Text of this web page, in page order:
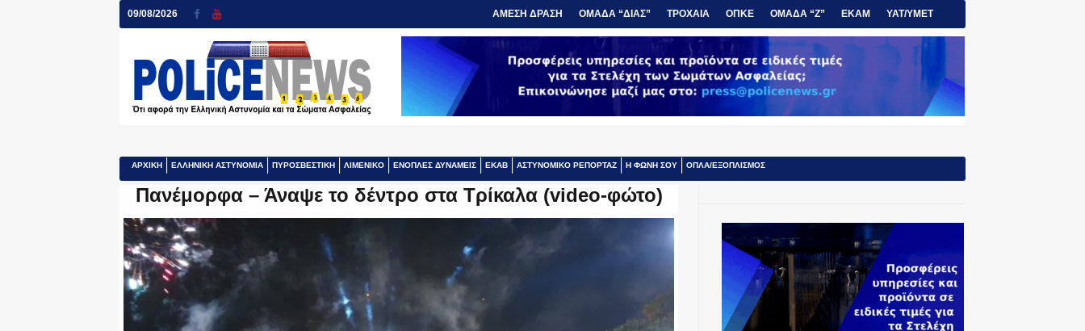
09/08/2026 ΑΜΕΣΗ ΔΡΑΣΗ ΟΜΑΔΑ “ΔΙΑΣ” ΤΡΟΧΑΙΑ ΟΠΚΕ ΟΜΑΔΑ “Ζ” ΕΚΑΜ ΥΑΤ/ΥΜΕΤ
ΑΡΧΙΚΗ ΕΛΛΗΝΙΚΗ ΑΣΤΥΝΟΜΙΑ ΠΥΡΟΣΒΕΣΤΙΚΗ ΛΙΜΕΝΙΚΟ ΕΝΟΠΛΕΣ ΔΥΝΑΜΕΙΣ ΕΚΑΒ ΑΣΤΥΝΟΜΙΚΟ ΡΕΠΟΡΤΑΖ Η ΦΩΝΗ ΣΟΥ ΟΠΛΑ/ΕΞΟΠΛΙΣΜΟΣ
Πανέμορφα – Άναψε το δέντρο στα Τρίκαλα (video-φώτο)